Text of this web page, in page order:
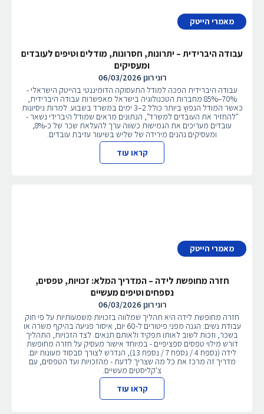
מאמרי הייטק
עבודה היברידית – יתרונות, חסרונות, מודלים וטיפים לעובדים
ומעסיקים
רוני רונן 06/03/2026
עבודה היברידית הפכה למודל התעסוקה הדומיננטי בהייטק הישראלי -
70%–85% מחברות הטכנולוגיה בישראל מאפשרות עבודה היברידית,
כאשר המודל הנפוץ ביותר כולל 2–3 ימים במשרד בשבוע. למרות ניסיונות
"להחזיר את העובדים למשרד", הנתונים מראים שמודל היברידי נשאר -
עובדים מעריכים את הגמישות כשווה ערך להעלאת שכר של כ-8%,
ומעסיקים נהנים מירידה של שליש בשיעור עזיבת עובדים.
קראו עוד
מאמרי הייטק
חזרה מחופשת לידה – המדריך המלא: זכויות, טפסים,
נספחים וטיפים מעשיים
רוני רונן 06/03/2026
חזרה מחופשת לידה היא תהליך שמלווה בזכויות משמעותיות על פי חוק
עבודת נשים: הגנה מפני פיטורים ל-60 יום, איסור פגיעה בהיקף משרה או
בשכר, וזכות לשוב לאותו תפקיד ולאותם תנאים. לצד הזכויות, התהליך
דורש מילוי טפסים ספציפיים - במיוחד אישור מעסיק על חזרה מחופשת
לידה (נספח 4 / נספח 7 / נספח 13), הנדרש לצורך סבסוד מעונות יום.
מדריך זה מרכז את כל מה שצריך לדעת - מהזכויות ועד הטפסים, עם
צ'קליסטים מעשיים.
קראו עוד